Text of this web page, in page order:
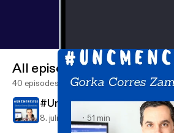
All episodes
40 episodes
#UnCMenCasa T3 x 10 |
8. juli 2024 51 min